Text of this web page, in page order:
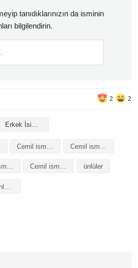
tanıdıklarınızın da isminin
bilgilendirin.
2 2
Erkek İsimleri
Cemil isminin kökeni Cemil isminin numerolojisi ünlüler